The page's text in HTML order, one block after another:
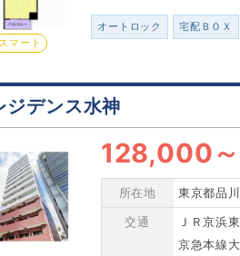
マート
オートロック 宅配ＢＯＸ
ジデンス水神
128,000 ～
所在地
東京都品
交通
ＪＲ京浜
京急本線